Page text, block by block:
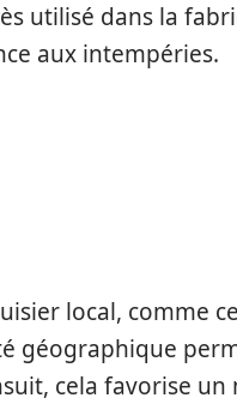
utilisé dans la
aux intempéries.
local, comme
géographique
cela favorise